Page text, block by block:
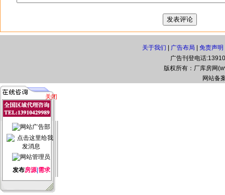
关于我们 广告布局 免责声明
广告刊登电话
版权所有：厂库房网
网站备
关闭
发布房源| 需求